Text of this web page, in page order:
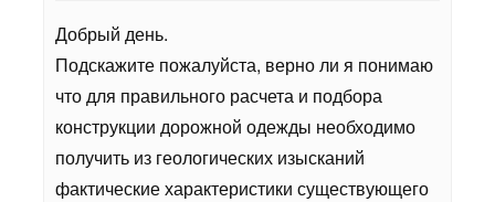
Добрый день.
Подскажите пожалуйста, верно ли я понимаю
что для правильного расчета и подбора
конструкции дорожной одежды необходимо
получить из геологических изысканий
фактические характеристики существующего